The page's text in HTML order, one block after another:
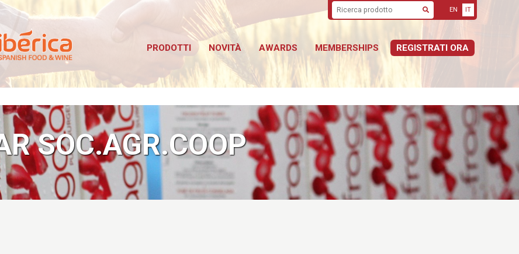
TuttoFood Milano
Cerca
EN IT
PRODOTTI NOVITÀ AWARDS MEMBERSHIPS REGISTRATI ORA
SOC.AGR.COOP